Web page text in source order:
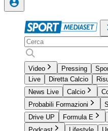
Video Pressing
Live
Diretta Calcio
News Live
Calcio
Probabili Formazioni
Drive UP
Formula E